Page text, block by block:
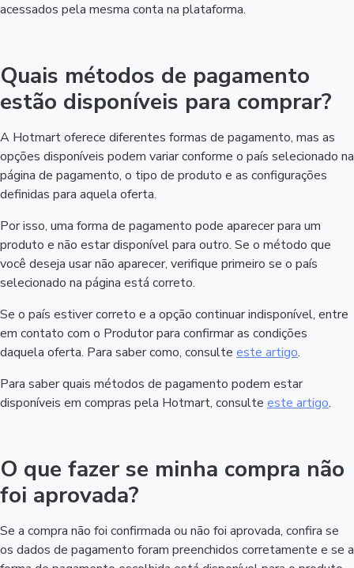
acessados pela mesma conta na plataforma.
Quais métodos de pagamento
estão disponíveis para comprar?
A Hotmart oferece diferentes formas de pagamento, mas as
opções disponíveis podem variar conforme o país selecionado na
página de pagamento, o tipo de produto e as configurações
definidas para aquela oferta.
Por isso, uma forma de pagamento pode aparecer para um
produto e não estar disponível para outro. Se o método que
você deseja usar não aparecer, verifique primeiro se o país
selecionado na página está correto.
Se o país estiver correto e a opção continuar indisponível, entre
em contato com o Produtor para confirmar as condições
daquela oferta. Para saber como, consulte este artigo.
Para saber quais métodos de pagamento podem estar
disponíveis em compras pela Hotmart, consulte este artigo.
O que fazer se minha compra não
foi aprovada?
Se a compra não foi confirmada ou não foi aprovada, confira se
os dados de pagamento foram preenchidos corretamente e se a